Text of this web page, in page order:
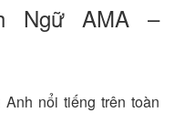
Ngữ AMA –
nổi tiếng trên toàn